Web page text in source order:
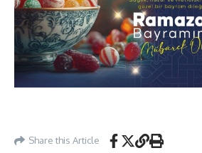
Share this Article